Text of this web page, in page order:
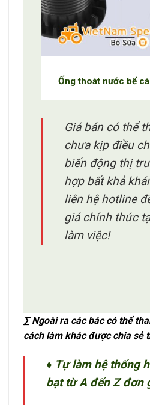
Ống thoát nước bể
Giá bán có thể
chưa kịp điều
biến động thị
hợp bất khả
liên hệ hotline
giá chính thức
làm việc!
∑ Ngoài ra các bác có thể
cách làm khác được chia sẻ
♦ Tự làm hệ thống
bạt từ A đến Z đơn